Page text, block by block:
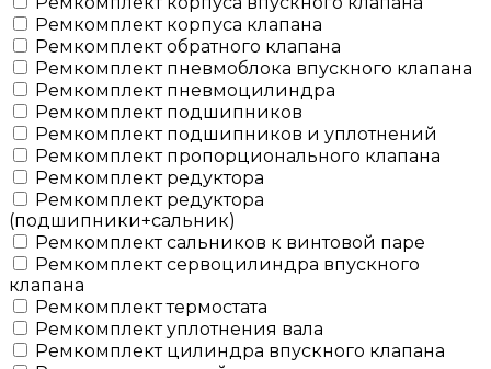
Ремкомплект корпуса клапана
Ремкомплект обратного клапана
Ремкомплект пневмоблока впускного клапана
Ремкомплект пневмоцилиндра
Ремкомплект подшипников
Ремкомплект подшипников и уплотнений
Ремкомплект пропорционального клапана
Ремкомплект редуктора
Ремкомплект редуктора
(подшипники+сальник)
Ремкомплект сальников к винтовой паре
Ремкомплект сервоцилиндра впускного
клапана
Ремкомплект термостата
Ремкомплект уплотнения вала
Ремкомплект цилиндра впускного клапана